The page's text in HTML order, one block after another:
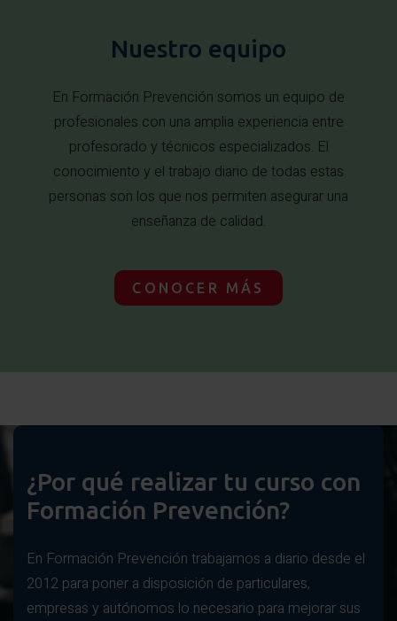
Nuestro equipo
En Formación Prevención somos un equipo de
profesionales con una amplia experiencia entre
profesorado y técnicos especializados. El
conocimiento y el trabajo diario de todas estas
personas son los que nos permiten asegurar una
enseñanza de calidad.
CONOCER MÁS
¿Por qué realizar tu curso con
Formación Prevención?
En Formación Prevención trabajamos a diario desde el
2012 para poner a disposición de particulares,
empresas y autónomos lo necesario para mejorar sus